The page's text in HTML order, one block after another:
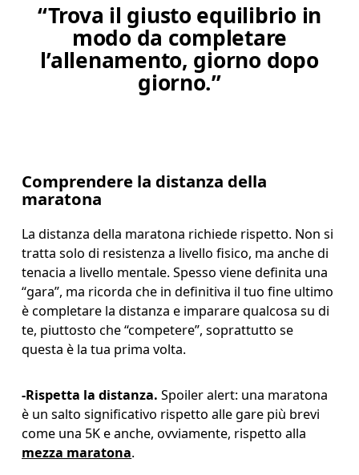
“Trova il giusto equilibrio in
modo da completare
l’allenamento, giorno dopo
giorno.”
Comprendere la distanza della
maratona
La distanza della maratona richiede rispetto. Non si
tratta solo di resistenza a livello fisico, ma anche di
tenacia a livello mentale. Spesso viene definita una
“gara”, ma ricorda che in definitiva il tuo fine ultimo
è completare la distanza e imparare qualcosa su di
te, piuttosto che “competere”, soprattutto se
questa è la tua prima volta.
-Rispetta la distanza. Spoiler alert: una maratona
è un salto significativo rispetto alle gare più brevi
come una 5K e anche, ovviamente, rispetto alla
mezza maratona.